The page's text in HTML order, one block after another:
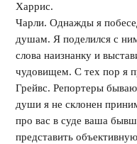
Харрис.
Чарли. Однажды я
душам. Я поделился с
слова наизнанку и
чудовищем. С тех пор я
Грейвс. Репортеры
души я не склонен
про вас в суде ваша
представить